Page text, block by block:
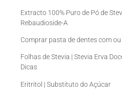
Extracto 100% Puro de Pó de
Rebaudioside-A
Comprar pasta de dentes com
Folhas de Stevia | Stevia Erva
Dicas
Eritritol | Substituto do Açúcar